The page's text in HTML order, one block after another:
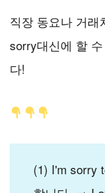
직장 동요나 거래
sorry대신에 할
다!
(1) I'm sorry